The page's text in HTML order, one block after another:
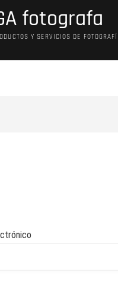
fotografa
Y SERVICIOS DE